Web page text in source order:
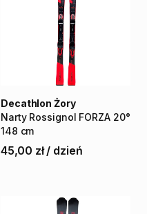
Narty Rossignol FORZA 20°
148 cm
Decathlon Żory
45,00 zł / dzień